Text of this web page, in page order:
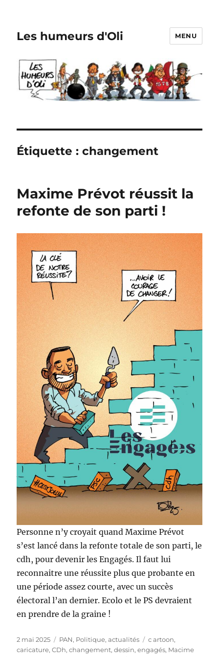
Les humeurs d'Oli MENU
Étiquette :changement
Maxime Prévot réussit la
refonte de son parti !
Personne n’y croyait quand Maxime Prévot
s’est lancé dans la refonte totale de son parti, le
cdh, pour devenir les Engagés. Il faut lui
reconnaitre une réussite plus que probante en
une période assez courte, avec un succès
électoral l’an dernier. Ecolo et le PS devraient
en prendre de la graine !
Publié
le
2 mai 2025 Catégories
PAN, Politique, actualités Étiquettes
c artoon,
caricature,CDh,changement,dessin,engagés, Macime